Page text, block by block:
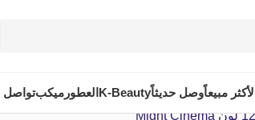
الأكثر مبيعاًوصل حديثاًK-Beauty العطورميكبتواصل